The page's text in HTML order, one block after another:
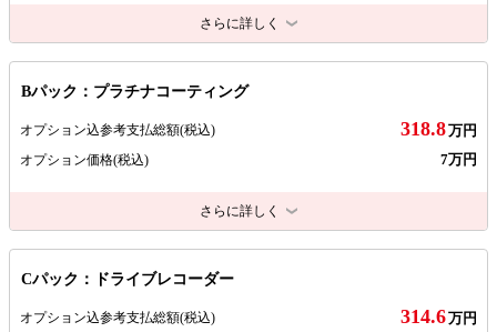
さらに詳しく
Bパック：プラチナコーティング
オプション込参考支払総額(税込) 318.8万円
オプション価格(税込) 7万円
さらに詳しく
Cパック：ドライブレコーダー
オプション込参考支払総額(税込) 314.6万円